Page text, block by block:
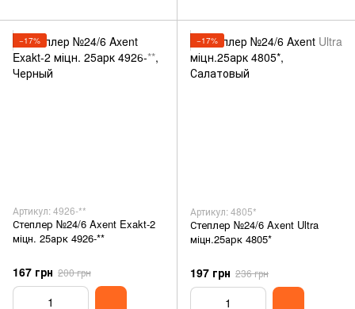
−17%
Артикул: 4926-**
Степлер №24/6 Axent Exakt-2
міцн. 25арк 4926-**
167 грн 200 грн
−17%
Артикул: 4805*
Степлер №24/6 Axent Ultra
міцн.25арк 4805*
197 грн 236 грн